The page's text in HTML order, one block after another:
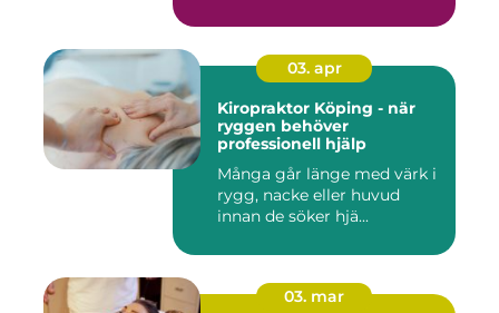
03. apr
Kiropraktor Köping - när
ryggen behöver
professionell hjälp
Många går länge med värk i
rygg, nacke eller huvud
innan de söker hjä...
03. mar